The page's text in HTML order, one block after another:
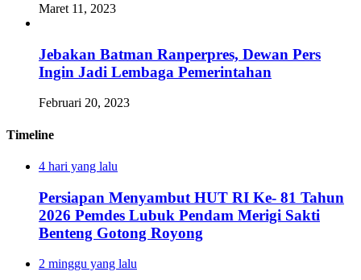
Maret 11, 2023
Jebakan Batman Ranperpres, Dewan Pers
Ingin Jadi Lembaga Pemerintahan
Februari 20, 2023
Timeline
4 hari yang lalu
Persiapan Menyambut HUT RI Ke- 81 Tahun
2026 Pemdes Lubuk Pendam Merigi Sakti
Benteng Gotong Royong
2 minggu yang lalu